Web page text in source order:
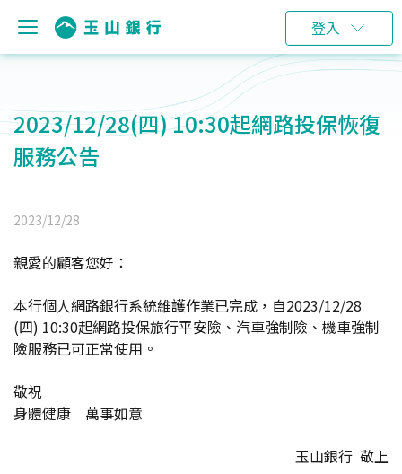
登入
2023/12/28(四) 10:30起網路投保恢復
服務公告
2023/12/28
親愛的顧客您好：
本行個人網路銀行系統維護作業已完成，自2023/12/28
(四) 10:30起網路投保旅行平安險、汽車強制險、機車強制
險服務已可正常使用。
敬祝
身體健康 萬事如意
玉山銀行 敬上